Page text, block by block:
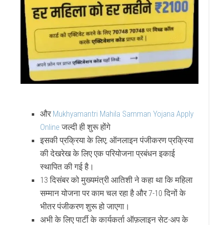
और Mukhyamantri Mahila Samman Yojana Apply
Online जल्दी ही शुरू होंगे
इसकी प्रक्रिया के लिए, ऑनलाइन पंजीकरण प्रक्रिया
की देखरेख के लिए एक परियोजना प्रबंधन इकाई
स्थापित की गई है।
13 दिसंबर को मुख्यमंत्री आतिशी ने कहा था कि महिला
सम्मान योजना पर काम चल रहा है और 7-10 दिनों के
भीतर पंजीकरण शुरू हो जाएगा।
अभी के लिए पार्टी के कार्यकर्ता ऑफ़लाइन सेट-अप के